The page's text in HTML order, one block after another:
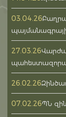
03.04.26
27.03.26
26.02.26
07.02.26ՊՆ